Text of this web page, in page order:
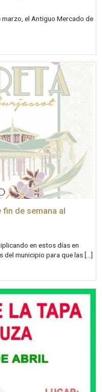
el Antiguo Mercado de
fin de semana al
en estos días en
municipio para que las […]